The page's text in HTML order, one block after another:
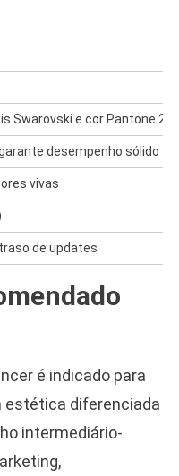
Swarovski e cor Pantone
desempenho sólido
vivas
de updates
é indicado para
estética diferenciada
intermediário-